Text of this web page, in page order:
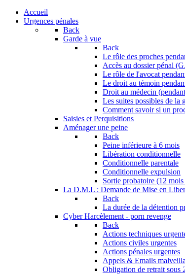
Accueil
Urgences pénales
Back
Garde à vue
Back
Le rôle des proches
Accès au dossier pénal
Le rôle de l'avocat
Le droit au témoin
Droit au médecin
Les suites possibles de la
Comment savoir si un
Saisies et Perquisitions
Aménager une peine
Back
Peine inférieure à 6 mois
Libération conditionnelle
Conditionnelle parentale
Conditionnelle expulsion
Sortie probatoire (12
La D.M.L : Demande de Mise en
Back
La durée de la détention
Cyber Harcèlement - porn revenge
Back
Actions techniques
Actions civiles urgentes
Actions pénales urgentes
Appels & Emails
Obligation de retrait sous